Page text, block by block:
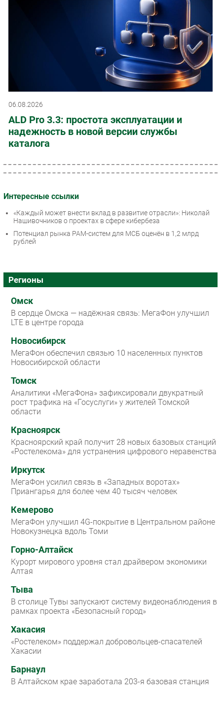
06.08.2026
ALD Pro 3.3: простота эксплуатации и
надежность в новой версии службы
каталога
Интересные ссылки
«Каждый может внести вклад в развитие отрасли»: Николай
Нашивочников о проектах в сфере кибербеза
Потенциал рынка PAM-систем для МСБ оценён в 1,2 млрд
рублей
Регионы
Омск
В сердце Омска — надёжная связь: МегаФон улучшил
LTE в центре города
Новосибирск
МегаФон обеспечил связью 10 населенных пунктов
Новосибирской области
Томск
Аналитики «МегаФона» зафиксировали двукратный
рост трафика на «Госуслуги» у жителей Томской
области
Красноярск
Красноярский край получит 28 новых базовых станций
«Ростелекома» для устранения цифрового неравенства
Иркутск
МегаФон усилил связь в «Западных воротах»
Приангарья для более чем 40 тысяч человек
Кемерово
МегаФон улучшил 4G-покрытие в Центральном районе
Новокузнецка вдоль Томи
Горно-Алтайск
Курорт мирового уровня стал драйвером экономики
Алтая
Тыва
В столице Тувы запускают систему видеонаблюдения в
рамках проекта «Безопасный город»
Хакасия
«Ростелеком» поддержал добровольцев-спасателей
Хакасии
Барнаул
В Алтайском крае заработала 203-я базовая станция